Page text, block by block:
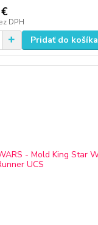
DPH
Pridať do košíka